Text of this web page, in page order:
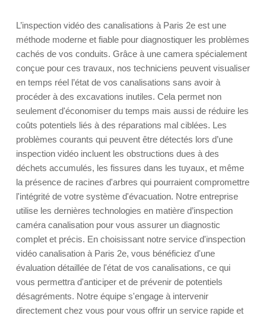
L’inspection vidéo des canalisations à Paris 2e est une
méthode moderne et fiable pour diagnostiquer les problèmes
cachés de vos conduits. Grâce à une camera spécialement
conçue pour ces travaux, nos techniciens peuvent visualiser
en temps réel l’état de vos canalisations sans avoir à
procéder à des excavations inutiles. Cela permet non
seulement d'économiser du temps mais aussi de réduire les
coûts potentiels liés à des réparations mal ciblées. Les
problèmes courants qui peuvent être détectés lors d’une
inspection vidéo incluent les obstructions dues à des
déchets accumulés, les fissures dans les tuyaux, et même
la présence de racines d'arbres qui pourraient compromettre
l'intégrité de votre système d'évacuation. Notre entreprise
utilise les dernières technologies en matière d’inspection
caméra canalisation pour vous assurer un diagnostic
complet et précis. En choisissant notre service d'inspection
vidéo canalisation à Paris 2e, vous bénéficiez d'une
évaluation détaillée de l'état de vos canalisations, ce qui
vous permettra d'anticiper et de prévenir de potentiels
désagréments. Notre équipe s'engage à intervenir
directement chez vous pour vous offrir un service rapide et